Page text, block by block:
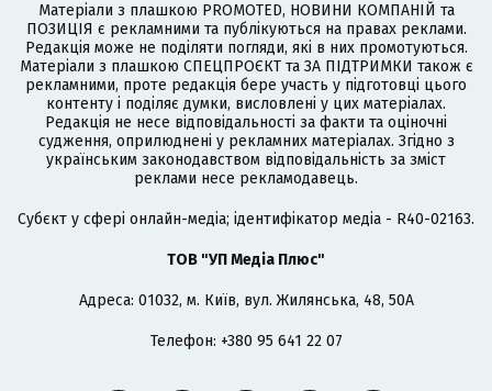
Матеріали з плашкою PROMOTED, НОВИНИ КОМПАНІЙ та
ПОЗИЦІЯ є рекламними та публікуються на правах реклами.
Редакція може не поділяти погляди, які в них промотуються.
Матеріали з плашкою СПЕЦПРОЄКТ та ЗА ПІДТРИМКИ також є
рекламними, проте редакція бере участь у підготовці цього
контенту і поділяє думки, висловлені у цих матеріалах.
Редакція не несе відповідальності за факти та оціночні
судження, оприлюднені у рекламних матеріалах. Згідно з
українським законодавством відповідальність за зміст
реклами несе рекламодавець.
Cубєкт у сфері онлайн-медіа; ідентифікатор медіа - R40-02163.
ТОВ "УП Медіа Плюс"
Адреса: 01032, м. Київ, вул. Жилянська, 48, 50А
Телефон: +380 95 641 22 07